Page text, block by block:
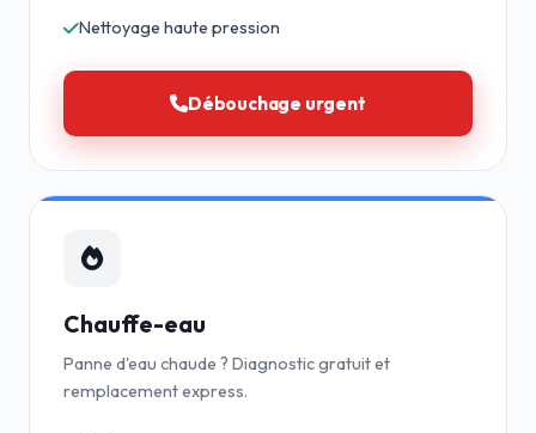
Nettoyage haute pression
Débouchage urgent
Chauffe-eau
Panne d'eau chaude ? Diagnostic gratuit et
remplacement express.